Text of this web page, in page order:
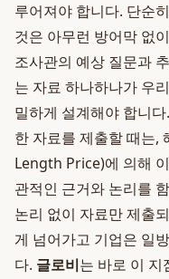
루어져야 합니다. 단순
것은 아무런 방어막 없
조사관의 예상 질문과
는 자료 하나하나가 우
밀하게 설계해야 합니
한 자료를 제출할 때는,
Length Price)에 의해
관적인 근거와 논리를
논리 없이 자료만 제출
게 넘어가고 기업은 일
다. 글로비는 바로 이 지